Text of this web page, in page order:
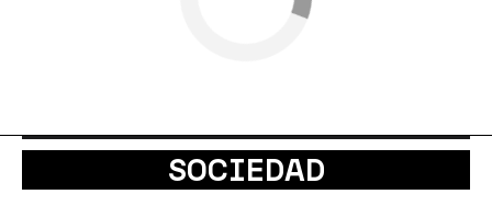
SOCIEDAD